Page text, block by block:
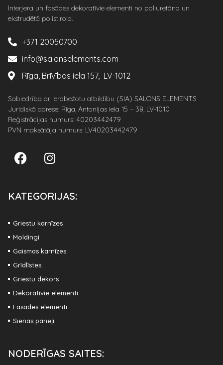
Interjera un fasādes dekoratīvie elementi no poliuretāna un
ekstrudētā polistirola.
+371 20050700
info@salonselements.com
Rīga, Brīvības iela 157, LV-1012
Sabiedrība ar ierobežotu atbildību (SIA) SALONS ELEMENTS
Juridiskā adrese: Rīga, Antonijas iela 15 – 38, LV-1010
Reģistrācijas numurs: 40203442479
PVN maksātāja numurs: LV40203442479
KATEGORIJAS:
Griestu karnīzes
Moldingi
Gaismas karnīzes
Grīdlīstes
Griestu dekors
Dekoratīvie elementi
Fasādes elementi
Sienas paneļi
NODERĪGAS SAITES: